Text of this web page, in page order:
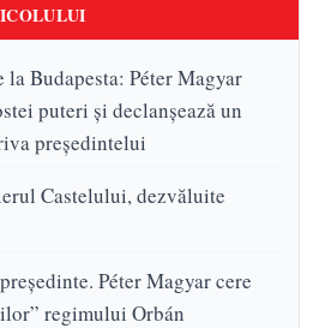
Budapesta: Péter Magyar
puteri și declanșează un
președintelui
Castelului, dezvăluite
Péter Magyar cere
regimului Orbán